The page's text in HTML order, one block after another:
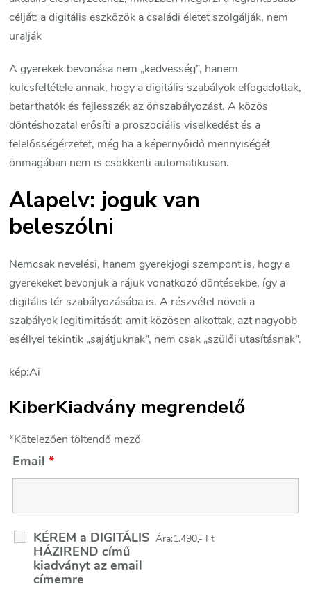
célját: a digitális eszközök a családi életet szolgálják, nem
uralják
A gyerekek bevonása nem „kedvesség”, hanem
kulcsfeltétele annak, hogy a digitális szabályok elfogadottak,
betarthatók és fejlesszék az önszabályozást. A közös
döntéshozatal erősíti a proszociális viselkedést és a
felelősségérzetet, még ha a képernyőidő mennyiségét
önmagában nem is csökkenti automatikusan.
Alapelv: joguk van
beleszólni
Nemcsak nevelési, hanem gyerekjogi szempont is, hogy a
gyerekeket bevonjuk a rájuk vonatkozó döntésekbe, így a
digitális tér szabályozásába is. A részvétel növeli a
szabályok legitimitását: amit közösen alkottak, azt nagyobb
eséllyel tekintik „sajátjuknak”, nem csak „szülői utasításnak”.
kép:Ai
KiberKiadvány megrendelő
*Kötelezően töltendő mező
Email*
KÉREM a DIGITÁLIS
HÁZIREND című
kiadványt az email
címemre
Ára:1.490,- Ft